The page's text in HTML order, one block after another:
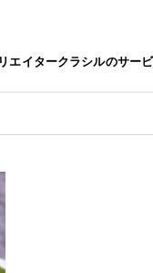
エイタークラシルのサー